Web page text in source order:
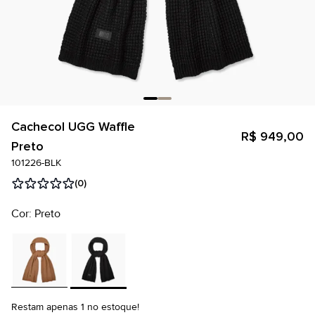
Cachecol UGG Waffle
Preto
R$ 949,00
101226-BLK
(0)
Cor: Preto
Restam apenas 1 no estoque!